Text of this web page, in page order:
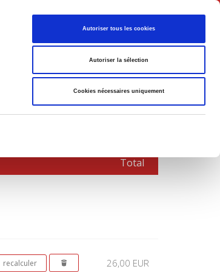
Autoriser tous les cookies
Autoriser la sélection
Cookies nécessaires uniquement
Français
Total
26,00 EUR